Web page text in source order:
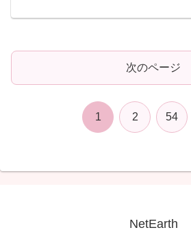
次のページ
1 2 54
NetEarth